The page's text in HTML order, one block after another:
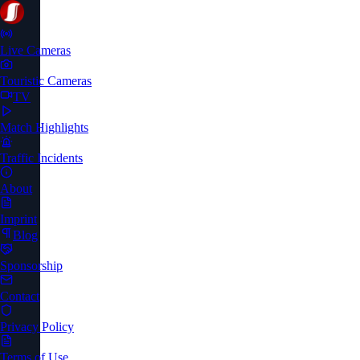
Live Cameras
Touristic Cameras
TV
Match Highlights
Traffic Incidents
About
Imprint
Blog
Sponsorship
Contact
Privacy Policy
Terms of Use